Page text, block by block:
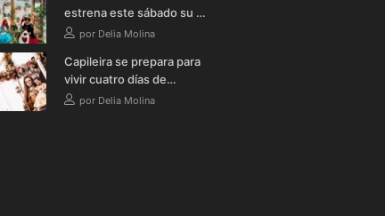
estrena este sábado su I
Ruta Literaria Teatralizada
teatro y verbena
por Delia Molina
Capileira se prepara para
vivir cuatro días de
celebración en honor a la
por Delia Molina